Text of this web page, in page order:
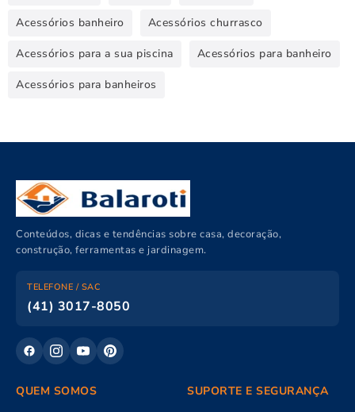
Acessórios banheiro Acessórios churrasco
Acessórios para a sua piscina Acessórios para banheiro
Acessórios para banheiros
Conteúdos, dicas e tendências sobre casa, decoração,
construção, ferramentas e jardinagem.
TELEFONE / SAC
(41) 3017-8050
QUEM SOMOS SUPORTE E SEGURANÇA